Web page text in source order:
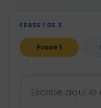
FRASE 1 DE 3
Frase 1